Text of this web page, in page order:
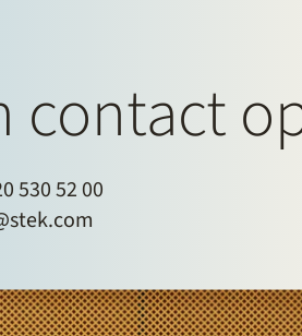
contact
530 52 00